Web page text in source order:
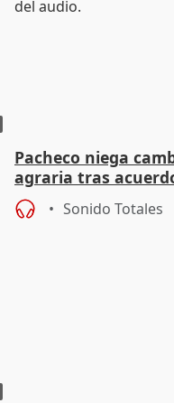
Pacheco niega
agraria tras
asegura defensa del
Sonido Totales